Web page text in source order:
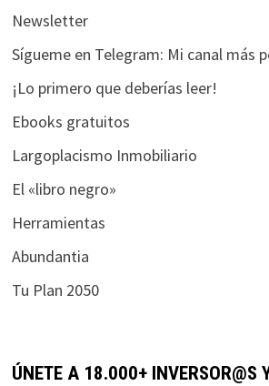
Newsletter
Sígueme en Telegram: Mi canal más
¡Lo primero que deberías leer!
Ebooks gratuitos
Largoplacismo Inmobiliario
El «libro negro»
Herramientas
Abundantia
Tu Plan 2050
ÚNETE A 18.000+ INVERSOR@S
mientras visitas
nuestro sitio,
aumentas la
ver contenido y
ofertas
personalizados.